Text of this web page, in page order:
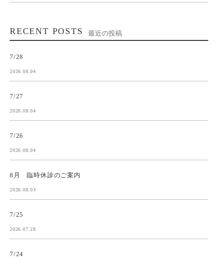
RECENT POSTS 最近の投稿
7/28
2026.08.04
7/27
2026.08.04
7/26
2026.08.04
8月 臨時休診のご案内
2026.08.03
7/25
2026.07.28
7/24